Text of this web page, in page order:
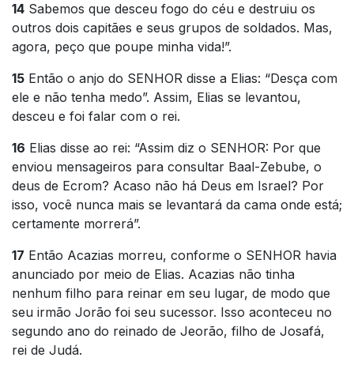
14 Sabemos que desceu fogo do céu e destruiu os
outros dois capitães e seus grupos de soldados. Mas,
agora, peço que poupe minha vida!”.
15 Então o anjo do SENHOR disse a Elias: “Desça com
ele e não tenha medo”. Assim, Elias se levantou,
desceu e foi falar com o rei.
16 Elias disse ao rei: “Assim diz o SENHOR: Por que
enviou mensageiros para consultar Baal-Zebube, o
deus de Ecrom? Acaso não há Deus em Israel? Por
isso, você nunca mais se levantará da cama onde está;
certamente morrerá”.
17 Então Acazias morreu, conforme o SENHOR havia
anunciado por meio de Elias. Acazias não tinha
nenhum filho para reinar em seu lugar, de modo que
seu irmão Jorão foi seu sucessor. Isso aconteceu no
segundo ano do reinado de Jeorão, filho de Josafá,
rei de Judá.